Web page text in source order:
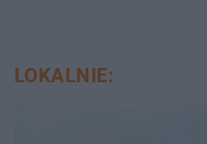
LOKALNIE: